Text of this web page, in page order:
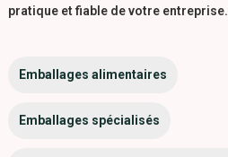
pratique et fiable de votre entreprise.
Emballages alimentaires
Emballages spécialisés